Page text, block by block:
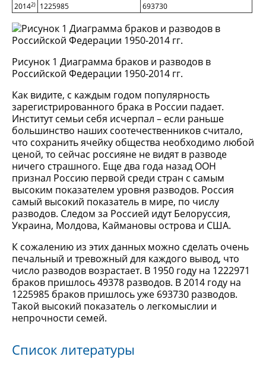
20142) 1225985 693730
Рисунок 1 Диаграмма браков и разводов в
Российской Федерации 1950-2014 гг.
Как видите, с каждым годом популярность
зарегистрированного брака в России падает.
Институт семьи себя исчерпал – если раньше
большинство наших соотечественников считало,
что сохранить ячейку общества необходимо любой
ценой, то сейчас россияне не видят в разводе
ничего страшного. Еще два года назад ООН
признал Россию первой среди стран с самым
высоким показателем уровня разводов. Россия
самый высокий показатель в мире, по числу
разводов. Следом за Россией идут Белоруссия,
Украина, Молдова, Каймановы острова и США.
К сожалению из этих данных можно сделать очень
печальный и тревожный для каждого вывод, что
число разводов возрастает. В 1950 году на 1222971
браков пришлось 49378 разводов. В 2014 году на
1225985 браков пришлось уже 693730 разводов.
Такой высокий показатель о легкомыслии и
непрочности семей.
Список литературы